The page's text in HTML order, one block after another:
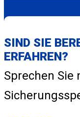
SIND SIE
ERFAHREN?
Sprechen Sie